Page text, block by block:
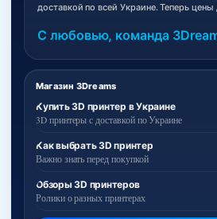
Магазин 3Dreams
Купить 3D принтер в Украине
3D принтеры с доставкой по Украине
Как выбрать 3D принтер
Важно знать перед покупкой
Обзоры 3D принтеров
Ролики о разных принтерах
доставкой по всей Украине. Теперь цены
С любовью, команда